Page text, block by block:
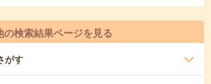
の検索結果ページを見る
がす